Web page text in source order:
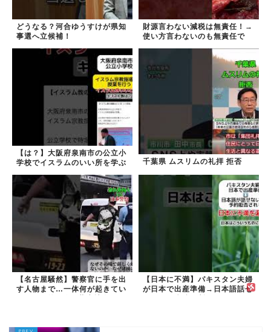
どうなる？河合ゆうすけが県知
事選へ立候補！
財源言わない減税は無責任！→
使い方言わないのも無責任で
【は？】大阪府泉南市の公立小
学校でイスラムのいい所を学ぶ
千葉県 ムスリムの礼拝 拒否
【名古屋騒然】警察官に手を出
す人物まで…一体何が起きてい
【日本に不満】パキスタン夫婦
が日本で出産準備→日本語話せ